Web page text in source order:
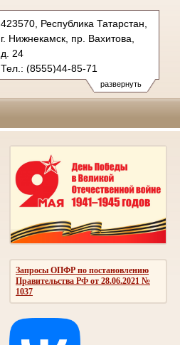
развернуть
423570, Республика Татарстан,
г. Нижнекамск, пр. Вахитова,
д. 24
Тел.: (8555)44-85-71
nizhnekamsky.tat@sudrf.ru
Запросы ОПФР по постановлению
Правительства РФ от 28.06.2021 №
1037